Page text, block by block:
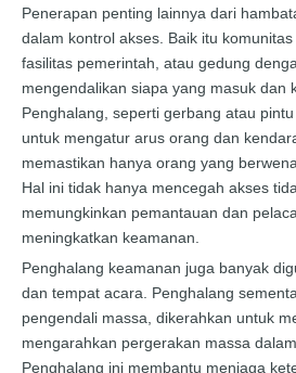
Penerapan penting lainnya dari
dalam kontrol akses. Baik itu
fasilitas pemerintah, atau gedung
mengendalikan siapa yang masuk dan
Penghalang, seperti gerbang atau
untuk mengatur arus orang dan
memastikan hanya orang yang
Hal ini tidak hanya mencegah akses
memungkinkan pemantauan dan
meningkatkan keamanan.
Penghalang keamanan juga banyak
dan tempat acara. Penghalang
pengendali massa, dikerahkan untuk
mengarahkan pergerakan massa
Penghalang ini membantu menjaga